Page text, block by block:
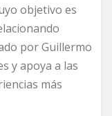
objetivo es
por Guillermo
y apoya a las
más